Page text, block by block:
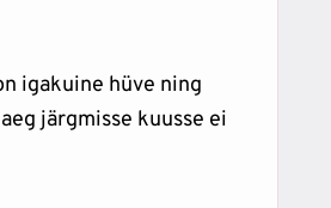
igakuine hüve ning
järgmisse kuusse ei